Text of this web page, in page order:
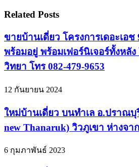
Related Posts
ขายบ้านเดี่ยว โครงการเดอะเอ
พร้อมอยู่ พร้อมเฟอร์นิเจอร์ทั้งหลัง
วิทยา โทร 082-479-9653
12 กันยายน 2024
ใหม่บ้านเดี่ยว บนทำเล อ.ปราณบุ
new Thanaruk) วิวภูเขา ห่างจา
6 กุมภาพันธ์ 2023